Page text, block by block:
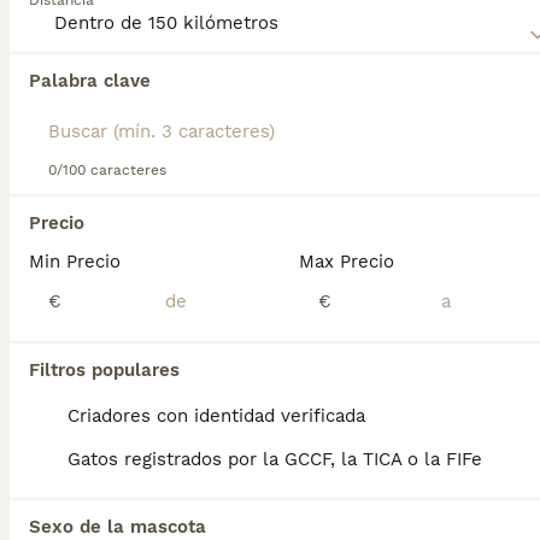
Palabra clave
0/100 caracteres
Precio
Min Precio
€
Max Precio
€
Filtros populares
Criadores con identidad verificada
Gatos registrados por la GCCF, la TICA o la FIFe
Sexo de la mascota
Encontramos 0 Sphynx Gatos en adopcion en
Si deseas exactamente esta búsqueda guarda tu
búsqueda y espera el resultado perfecto:
Preguntas frecuentes
¿Cuánto cuesta un gato
sphynx en España?
El coste de adquisición de esta raza puede
reputación del criador y la ubicación